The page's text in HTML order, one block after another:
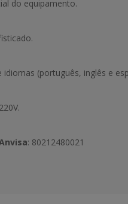
do equipamento.
idiomas (português, inglês e
: 80212480021